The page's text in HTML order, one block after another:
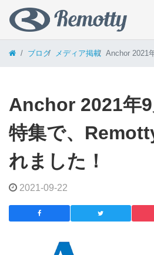
コンテンツへスキップ
ブログ メディア掲載 Anchor 2021
Anchor 2021年
特集で、
れました！
2021-09-22